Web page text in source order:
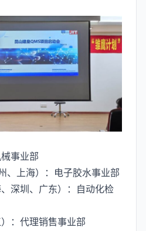
事业部
、上海）：电子胶水事业部
深圳、广东）：自动化检
：代理销售事业部